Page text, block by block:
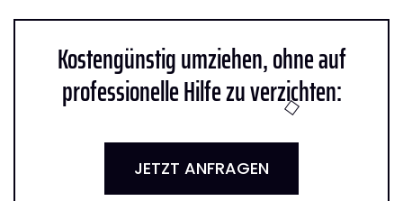
Kostengünstig umziehen, ohne auf
professionelle Hilfe zu verzichten:
JETZT ANFRAGEN